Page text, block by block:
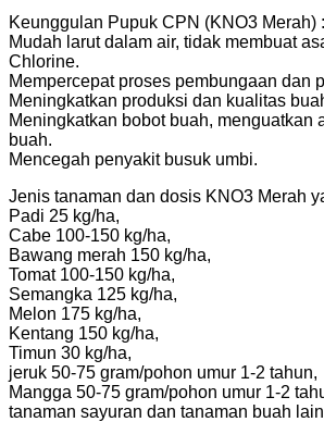
Keunggulan Pupuk CPN (KNO3 Merah) :
Mudah larut dalam air, tidak membuat
Chlorine.
Mempercepat proses pembungaan dan
Meningkatkan produksi dan kualitas
Meningkatkan bobot buah, menguatkan
buah.
Mencegah penyakit busuk umbi.
Jenis tanaman dan dosis KNO3 Merah
Padi 25 kg/ha,
Cabe 100-150 kg/ha,
Bawang merah 150 kg/ha,
Tomat 100-150 kg/ha,
Semangka 125 kg/ha,
Melon 175 kg/ha,
Kentang 150 kg/ha,
Timun 30 kg/ha,
jeruk 50-75 gram/pohon umur 1-2 tahun,
Mangga 50-75 gram/pohon umur 1-2
tanaman sayuran dan tanaman buah